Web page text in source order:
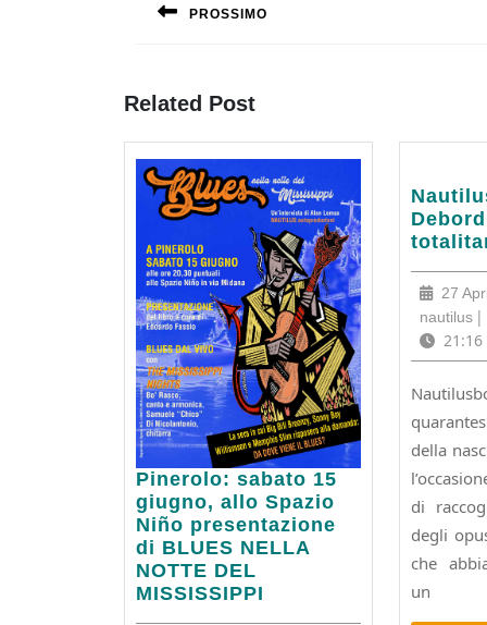
PROSSIMO
Related Post
Pinerolo: sabato 15
giugno, allo Spazio
Niño presentazione
di BLUES NELLA
NOTTE DEL
MISSISSIPPI
Pinerolo:
sabato
15
giugno,
allo
Spazio
Guy
Debord
La
città
27
nautilus |
21:16
della
di
degli
che
un